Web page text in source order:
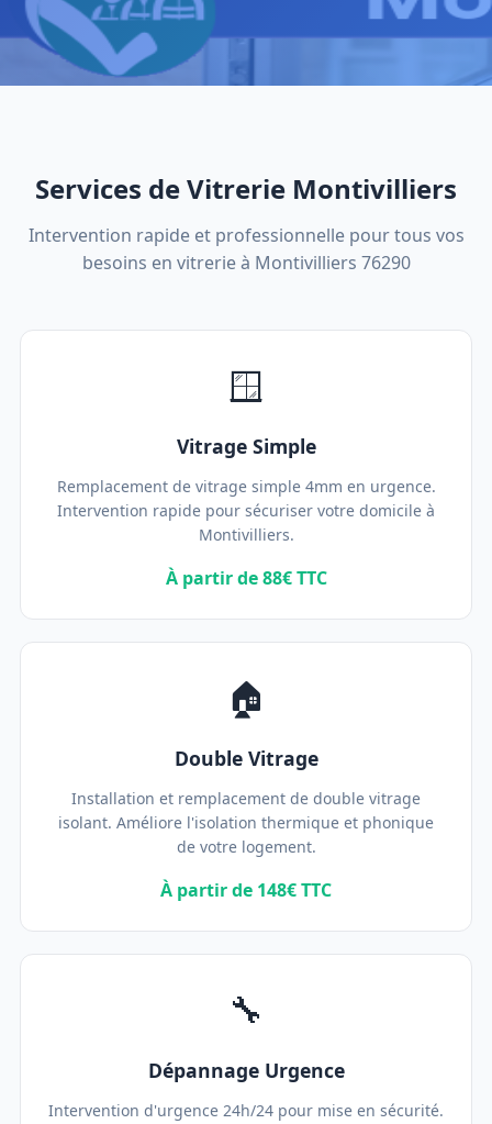
Services de Vitrerie Montivilliers
Intervention rapide et professionnelle pour tous vos
besoins en vitrerie à Montivilliers 76290
🪟
Vitrage Simple
Remplacement de vitrage simple 4mm en urgence.
Intervention rapide pour sécuriser votre domicile à
Montivilliers.
À partir de 88€ TTC
🏠
Double Vitrage
Installation et remplacement de double vitrage
isolant. Améliore l'isolation thermique et phonique
de votre logement.
À partir de 148€ TTC
🔧
Dépannage Urgence
Intervention d'urgence 24h/24 pour mise en sécurité.